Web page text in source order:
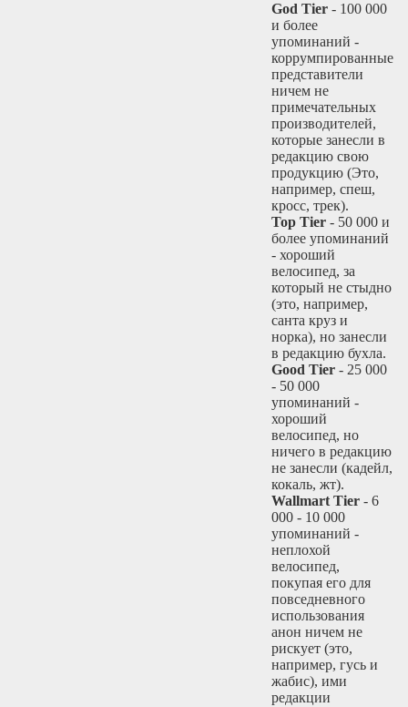
God Tier - 100 000
и более
упоминаний -
коррумпированные
представители
ничем не
примечательных
производителей,
которые занесли в
редакцию свою
продукцию (Это,
например, спеш,
кросс, трек).
Top Tier - 50 000 и
более упоминаний
- хороший
велосипед, за
который не стыдно
(это, например,
санта круз и
норка), но занесли
в редакцию бухла.
Good Tier - 25 000
- 50 000
упоминаний -
хороший
велосипед, но
ничего в редакцию
не занесли (кадейл,
кокаль, жт).
Wallmart Tier - 6
000 - 10 000
упоминаний -
неплохой
велосипед,
покупая его для
повседневного
использования
анон ничем не
рискует (это,
например, гусь и
жабис), ими
редакции